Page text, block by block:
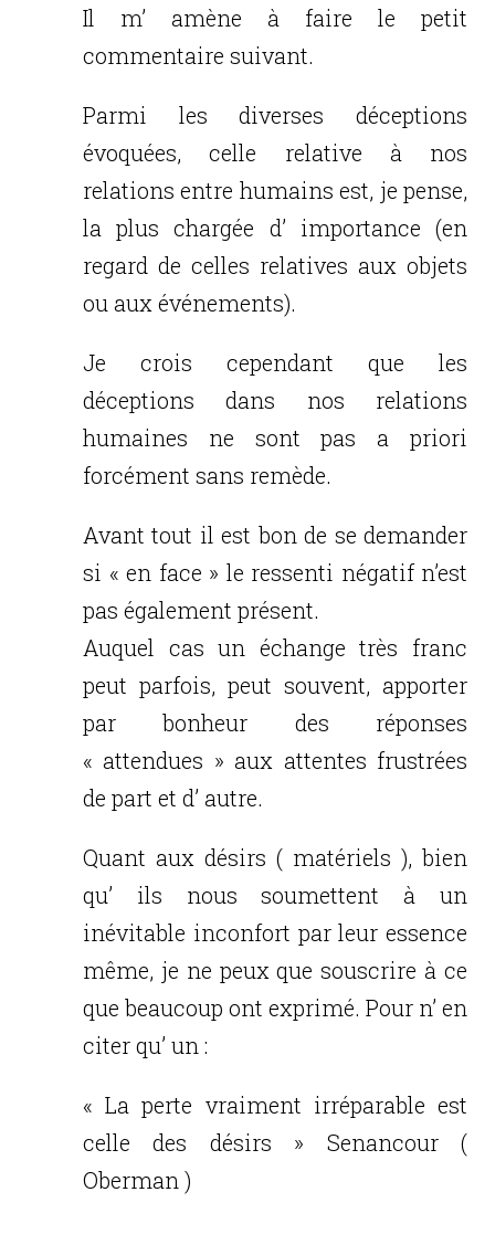
Il m’ amène à faire le petit
commentaire suivant.
Parmi les diverses déceptions
évoquées, celle relative à nos
relations entre humains est, je pense,
la plus chargée d’ importance (en
regard de celles relatives aux objets
ou aux événements).
Je crois cependant que les
déceptions dans nos relations
humaines ne sont pas a priori
forcément sans remède.
Avant tout il est bon de se demander
si « en face » le ressenti négatif n’est
pas également présent.
Auquel cas un échange très franc
peut parfois, peut souvent, apporter
par bonheur des réponses
« attendues » aux attentes frustrées
de part et d’ autre.
Quant aux désirs ( matériels ), bien
qu’ ils nous soumettent à un
inévitable inconfort par leur essence
même, je ne peux que souscrire à ce
que beaucoup ont exprimé. Pour n’ en
citer qu’ un :
« La perte vraiment irréparable est
celle des désirs » Senancour (
Oberman )